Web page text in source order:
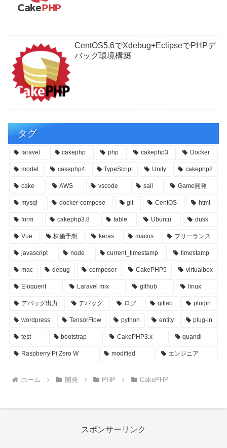
CentOS5.6でXdebug+EclipseでPHPデ
バッグ環境構築
タグ
laravel cakephp php cakephp3 Docker
model cakephp4 TypeScript Unity cakephp2
cake AWS vscode sail Game開発
mysql docker-compose git CentOS html
form cakephp3.8 table Ubuntu dusk
Vue 株価予想 keras macos フリーランス
javascript node current_timestamp timestamp
mac debug composer CakePHP5 virtualbox
Eloquent Laravel mix github linux
デバッグ出力 デバッグ ログ gitlab plugin
wordpress TensorFlow python entity plug-in
test bootstrap CakePHP3.x quandl
Raspberry Pi Zero W modified エンジニア
ホーム 開発 PHP CakePHP
スポンサーリンク